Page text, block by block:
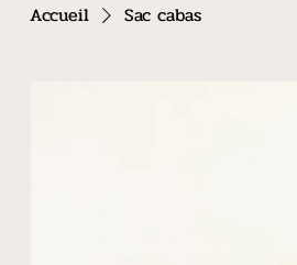
Accueil Sac cabas